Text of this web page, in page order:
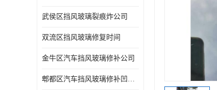
武侯区挡风玻璃裂痕炸公司
双流区挡风玻璃修复时间
金牛区汽车挡风玻璃修补公司
郫都区汽车挡风玻璃修补凹陷修复公司